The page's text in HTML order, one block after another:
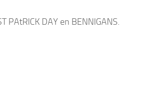
DAY en BENNIGANS.